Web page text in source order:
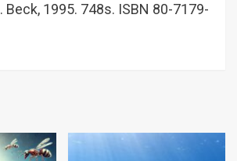
Beck, 1995. 748s. ISBN 80-7179-